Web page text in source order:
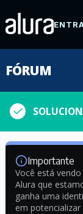
FÓRUM
Importante
Você está
Alura que
ganha uma
em